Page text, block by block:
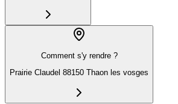
Comment s'y rendre ?
Prairie Claudel 88150 Thaon les vosges